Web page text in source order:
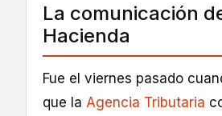
La comunicación
Hacienda
Fue el viernes pasado
que la Agencia Tributaria